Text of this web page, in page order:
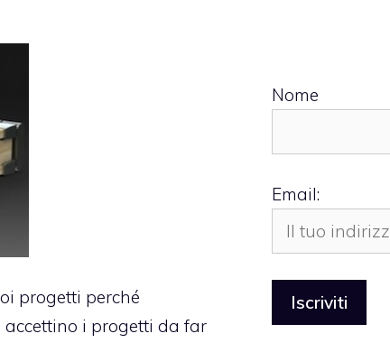
progetti perché
i progetti da far
Nome
Email: